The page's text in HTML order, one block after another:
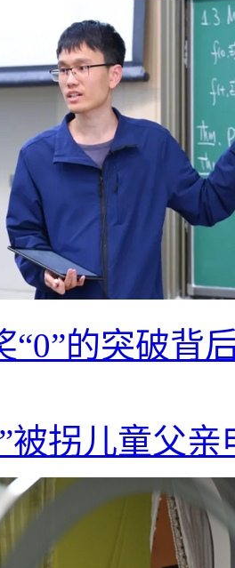
“0”的突破背
被拐儿童父